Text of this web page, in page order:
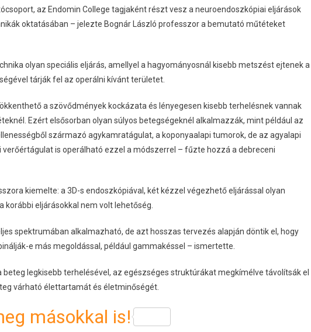
az Endomin College tagjaként részt vesz a neuroendoszkópiai eljárások
oktatásában – jelezte Bognár László professzor a bemutató műtéteket
olyan speciális eljárás, amellyel a hagyományosnál kisebb metszést ejtenek a
tárják fel az operálni kívánt területet.
a szövődmények kockázata és lényegesen kisebb terhelésnek vannak
Ezért elsősorban olyan súlyos betegségeknél alkalmazzák, mint például az
származó agykamratágulat, a koponyaalapi tumorok, de az agyalapi
is operálható ezzel a módszerrel – fűzte hozzá a debreceni
kiemelte: a 3D-s endoszkópiával, két kézzel végezhető eljárással olyan
eljárásokkal nem volt lehetőség.
spektrumában alkalmazható, de azt hosszas tervezés alapján döntik el, hogy
e más megoldással, például gammakéssel – ismertette.
beteg legkisebb terhelésével, az egészséges struktúrákat megkímélve távolítsák el
várható élettartamát és életminőségét.
másokkal is!